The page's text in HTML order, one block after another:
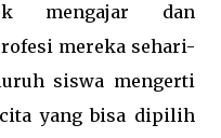
mengajar dan
mereka sehari-
siswa mengerti
yang bisa dipilih